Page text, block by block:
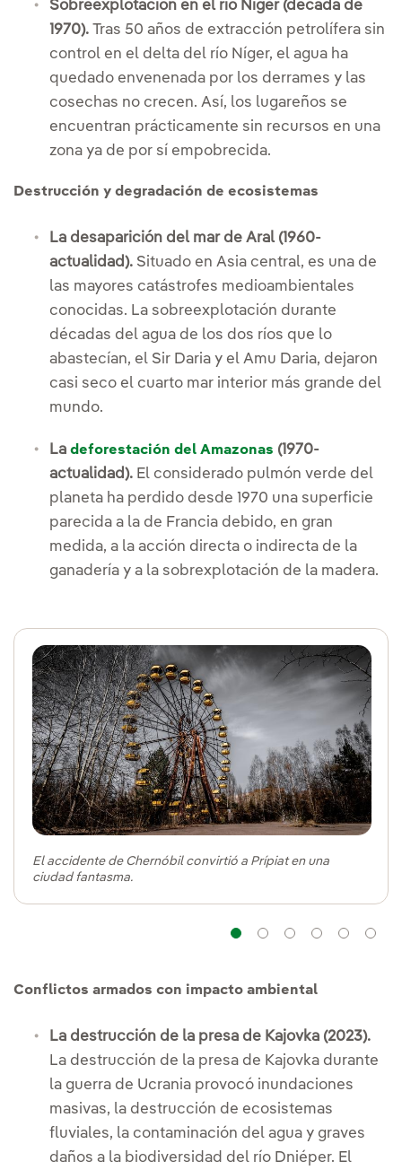
Sobreexplotación en el río Níger (década de
1970). Tras 50 años de extracción petrolífera sin
control en el delta del río Níger, el agua ha
quedado envenenada por los derrames y las
cosechas no crecen. Así, los lugareños se
encuentran prácticamente sin recursos en una
zona ya de por sí empobrecida.
Destrucción y degradación de ecosistemas
La desaparición del mar de Aral (1960-
actualidad). Situado en Asia central, es una de
las mayores catástrofes medioambientales
conocidas. La sobreexplotación durante
décadas del agua de los dos ríos que lo
abastecían, el Sir Daria y el Amu Daria, dejaron
casi seco el cuarto mar interior más grande del
mundo.
La deforestación del Amazonas (1970-
actualidad). El considerado pulmón verde del
planeta ha perdido desde 1970 una superficie
parecida a la de Francia debido, en gran
medida, a la acción directa o indirecta de la
ganadería y a la sobrexplotación de la madera.
El accidente de Chernóbil convirtió a Prípiat en una
ciudad fantasma.
Navegación
Navegación
Conflictos armados con impacto ambiental
La destrucción de la presa de Kajovka (2023).
La destrucción de la presa de Kajovka durante
la guerra de Ucrania provocó inundaciones
masivas, la destrucción de ecosistemas
fluviales, la contaminación del agua y graves
daños a la biodiversidad del río Dniéper. El